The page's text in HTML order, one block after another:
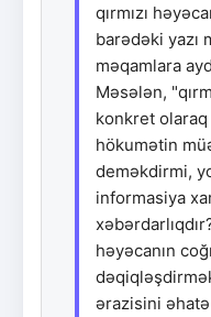
qırmızı
barədəki yazı
məqamlara
Məsələn,
konkret
hökumətin
deməkdirmi,
informasiya
həyəcanın
ərazisini